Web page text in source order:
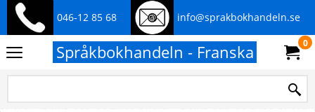
046-12 85 68 info@sprakbokhandeln.se
Språkbokhandeln - Franska 0